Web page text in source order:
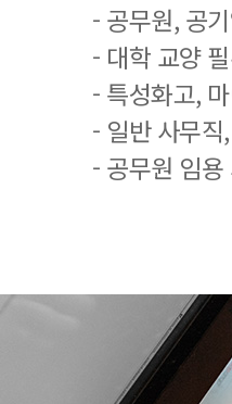
- 공무원, 공
- 대학 교양
- 특성화고,
- 일반 사무
- 공무원 임